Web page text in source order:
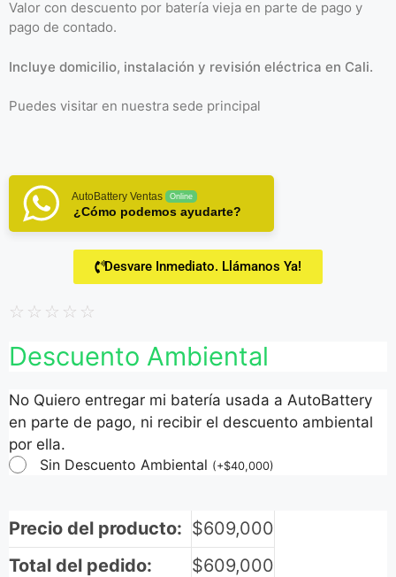
Valor con descuento por batería vieja en parte de pago y
pago de contado.
Incluye domicilio, instalación y revisión eléctrica en Cali.
Puedes visitar en nuestra sede principal
AutoBattery Ventas Online
¿Cómo podemos ayudarte?
Desvare Inmediato. Llámanos Ya!
☆ ☆ ☆ ☆ ☆
Descuento Ambiental
No Quiero entregar mi batería usada a AutoBattery
en parte de pago, ni recibir el descuento ambiental
por ella.
Sin Descuento Ambiental (+$40,000)
Precio del producto: $609,000
Total del pedido:
$609,000